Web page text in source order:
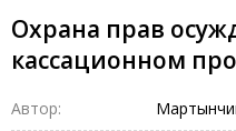
Охрана прав
кассационном
Автор: